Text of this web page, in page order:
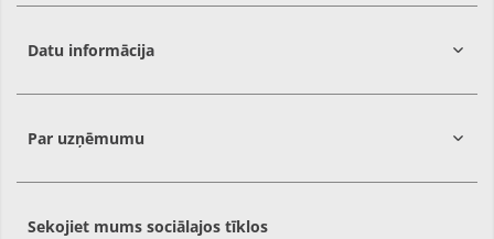
Datu informācija
Par uzņēmumu
Sekojiet mums sociālajos tīklos